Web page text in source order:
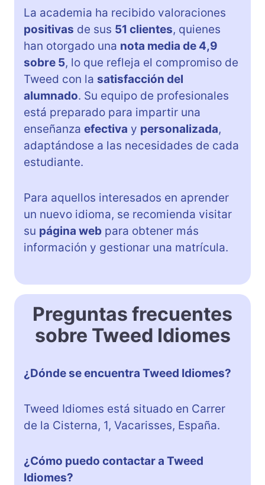
La academia ha recibido valoraciones
positivas de sus 51 clientes, quienes
han otorgado una nota media de 4,9
sobre 5, lo que refleja el compromiso de
Tweed con la satisfacción del
alumnado. Su equipo de profesionales
está preparado para impartir una
enseñanza efectiva y personalizada,
adaptándose a las necesidades de cada
estudiante.
Para aquellos interesados en aprender
un nuevo idioma, se recomienda visitar
su página web para obtener más
información y gestionar una matrícula.
Preguntas frecuentes
sobre Tweed Idiomes
¿Dónde se encuentra Tweed Idiomes?
Tweed Idiomes está situado en Carrer
de la Cisterna, 1, Vacarisses, España.
¿Cómo puedo contactar a Tweed
Idiomes?